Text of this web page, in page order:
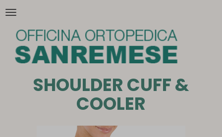
Attiva/disattiva
navigazione
SHOULDER CUFF &
COOLER